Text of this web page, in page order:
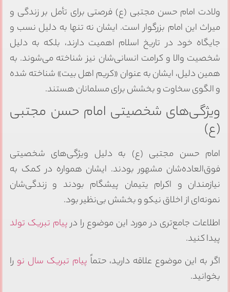
ولادت امام حسن مجتبی (ع) فرصتی برای تأمل بر زندگی و
میراث این امام بزرگوار است. ایشان نه تنها به دلیل نسب و
جایگاه خود در تاریخ اسلام اهمیت دارند، بلکه به دلیل
شخصیت والا و کرامت انسانی‌شان نیز شناخته می‌شوند. به
همین دلیل، ایشان به عنوان «کریم اهل بیت» شناخته شده
و الگوی سخاوت و بخشش برای مسلمانان هستند.
ویژگی‌های شخصیتی امام حسن مجتبی
(ع)
امام حسن مجتبی (ع) به دلیل ویژگی‌های شخصیتی
فوق‌العاده‌شان مشهور بودند. ایشان همواره در کمک به
نیازمندان و اکرام یتیمان پیشگام بودند و زندگی‌شان
نمونه‌ای از اخلاق نیکو و بخشش بی‌نظیر بود.
اطلاعات جامع‌تری در مورد این موضوع را درپیام تبریک تولد
پیدا کنید.
اگر به این موضوع علاقه دارید، حتماً پیام تبریک سال نورا
بخوانید.